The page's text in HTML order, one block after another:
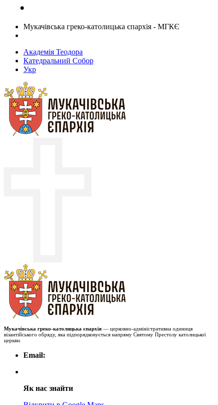
Мукачівська греко-католицька єпархія - МГКЄ
Академія Теодора
Катедральний Собор
Укр
Мукачівська греко-католицька єпархія — церковно-адміністративна одиниця
візантійського обряду, яка підпорядковується напряму Святому Престолу католицької
церкви.
Email:
Як нас знайти